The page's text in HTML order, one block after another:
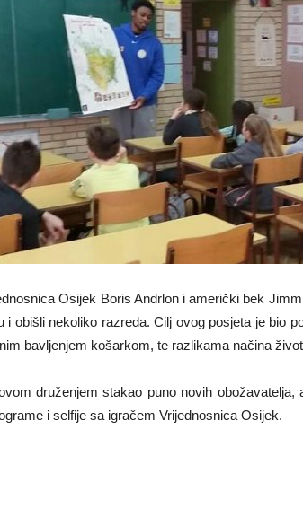
Osijek Boris Andrlon i američki bek
i obišli nekoliko razreda. Cilj ovog posjeta je bio
bavljenjem košarkom, te razlikama načina
druženjem stakao puno novih
i selfije sa igračem Vrijednosnica Osijek.